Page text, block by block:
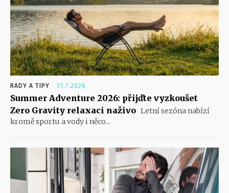
RADY A TIPY 31.7.2026
Summer Adventure 2026: přijďte vyzkoušet
Zero Gravity relaxaci naživo Letní sezóna nabízí
kromě sportu a vody i něco...